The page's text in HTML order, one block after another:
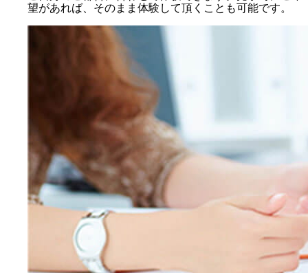
望があれば、そのまま体験して頂くことも可能です。